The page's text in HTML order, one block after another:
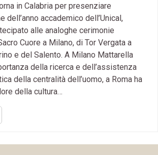
in Calabria per presenziare
dell’anno accademico dell’Unical,
alle analoghe cerimonie
Cuore a Milano, di Tor Vergata a
e del Salento. A Milano Mattarella
della ricerca e dell’assistenza
della centralità dell’uomo, a Roma ha
della cultura…